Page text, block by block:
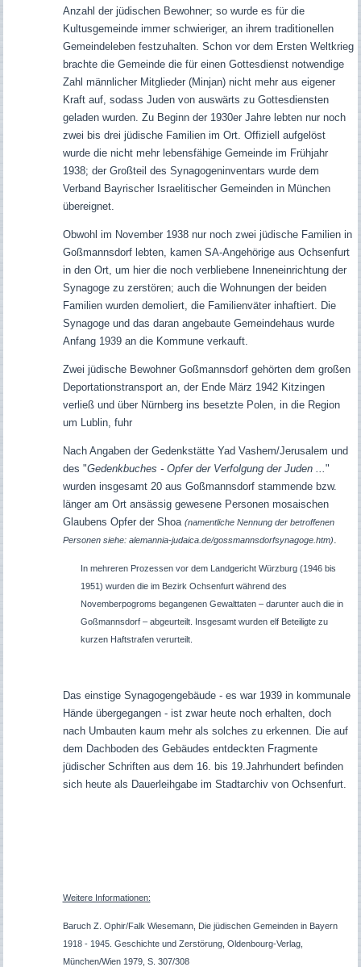
Anzahl der jüdischen Bewohner; so wurde es für die
Kultusgemeinde immer schwieriger, an ihrem traditionellen
Gemeindeleben festzuhalten. Schon vor dem Ersten Weltkrieg
brachte die Gemeinde die für einen Gottesdienst notwendige
Zahl männlicher Mitglieder (Minjan) nicht mehr aus eigener
Kraft auf, sodass Juden von auswärts zu Gottesdiensten
geladen wurden. Zu Beginn der 1930er Jahre lebten nur noch
zwei bis drei jüdische Familien im Ort. Offiziell aufgelöst
wurde die nicht mehr lebensfähige Gemeinde im Frühjahr
1938; der Großteil des Synagogeninventars wurde dem
Verband Bayrischer Israelitischer Gemeinden in München
übereignet.
Obwohl im November 1938 nur noch zwei jüdische Familien in
Goßmannsdorf lebten, kamen SA-Angehörige aus Ochsenfurt
in den Ort, um hier die noch verbliebene Inneneinrichtung der
Synagoge zu zerstören; auch die Wohnungen der beiden
Familien wurden demoliert, die Familienväter inhaftiert. Die
Synagoge und das daran angebaute Gemeindehaus wurde
Anfang 1939 an die Kommune verkauft.
Zwei jüdische Bewohner Goßmannsdorf gehörten dem großen
Deportationstransport an, der Ende März 1942 Kitzingen
verließ und über Nürnberg ins besetzte Polen, in die Region
um Lublin, fuhr
Nach Angaben der Gedenkstätte Yad Vashem/Jerusalem und
des "Gedenkbuches - Opfer der Verfolgung der Juden ... "
wurden insgesamt 20 aus Goßmannsdorf stammende bzw.
länger am Ort ansässig gewesene Personen mosaischen
Glaubens Opfer der Shoa (namentliche Nennung der betroffenen
Personen siehe: alemannia-judaica.de/gossmannsdorfsynagoge.htm)
In mehreren Prozessen vor dem Landgericht Würzburg (1946 bis
1951) wurden die im Bezirk Ochsenfurt während des
Novemberpogroms begangenen Gewalttaten – darunter auch die in
Goßmannsdorf – abgeurteilt. Insgesamt wurden elf Beteiligte zu
kurzen Haftstrafen verurteilt.
Das einstige Synagogengebäude - es war 1939 in kommunale
Hände übergegangen - ist zwar heute noch erhalten, doch
nach Umbauten kaum mehr als solches zu erkennen. Die auf
dem Dachboden des Gebäudes entdeckten Fragmente
jüdischer Schriften aus dem 16. bis 19.Jahrhundert befinden
sich heute als Dauerleihgabe im Stadtarchiv von Ochsenfurt.
Weitere Informationen:
Baruch Z. Ophir/Falk Wiesemann, Die jüdischen Gemeinden in Bayern
1918 - 1945. Geschichte und Zerstörung, Oldenbourg-Verlag,
München/Wien 1979, S. 307/308